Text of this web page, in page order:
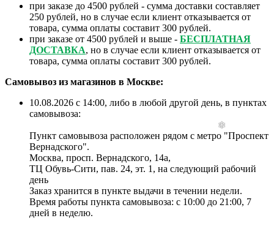
при заказе до 4500 рублей - сумма доставки составляет
250 рублей, но в случае если клиент отказывается от
товара, сумма оплаты составит 300 рублей.
при заказе от 4500 рублей и выше - БЕСПЛАТНАЯ
ДОСТАВКА, но в случае если клиент отказывается от
товара, сумма оплаты составит 300 рублей.
Самовывоз из магазинов в Москве:
10.08.2026 с 14:00, либо в любой другой день, в пунктах
самовывоза:
Пункт самовывоза расположен рядом с метро "Проспект
Вернадского".
Москва, просп. Вернадского, 14а,
ТЦ Обувь-Сити, пав. 24, эт. 1, на следующий рабочий
день
Заказ хранится в пункте выдачи в течении недели.
Время работы пункта самовывоза: с 10:00 до 21:00, 7
дней в неделю.